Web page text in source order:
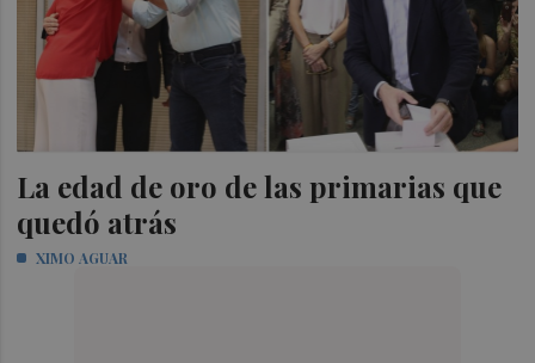
La edad de oro de las primarias que
quedó atrás
XIMO AGUAR